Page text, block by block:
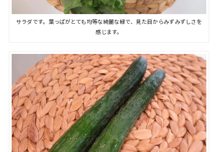
サラダです。葉っぱがとても均等な綺麗な緑で、見た目からみずみずしさを
感じます。